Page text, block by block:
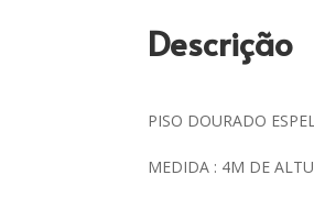
Descrição
PISO DOURADO
MEDIDA : 4M DE